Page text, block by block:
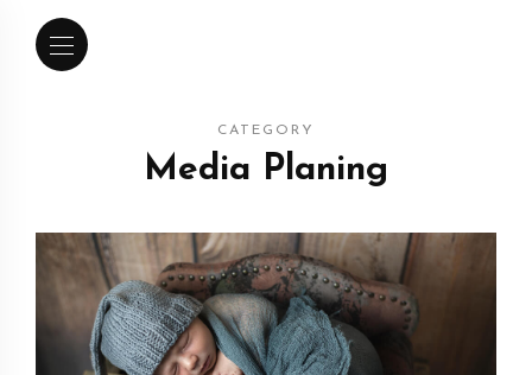
CATEGORY
Media Planing